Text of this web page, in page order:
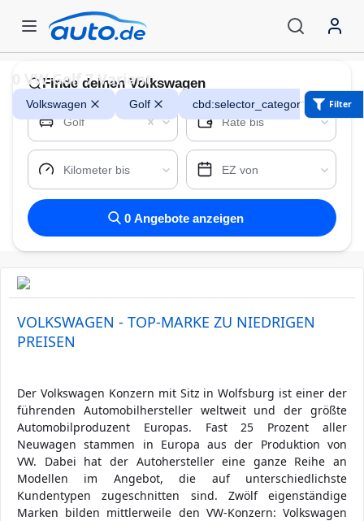
VW Golf 7 Variant
Volkswagen Golf cbd:selector_category_combi
Filter
Finde deinen Volkswagen
Golf Rate bis
Kilometer bis EZ von
0 Angebote anzeigen
VOLKSWAGEN - TOP-MARKE ZU NIEDRIGEN
PREISEN
Der Volkswagen Konzern mit Sitz in Wolfsburg ist einer der
führenden Automobilhersteller weltweit und der größte
Automobilproduzent Europas. Fast 25 Prozent aller
Neuwagen stammen in Europa aus der Produktion von
VW. Dabei hat der Autohersteller eine ganze Reihe an
Modellen im Angebot, die auf unterschiedlichste
Kundentypen zugeschnitten sind. Zwölf eigenständige
Marken bilden mittlerweile den VW-Konzern: Volkswagen